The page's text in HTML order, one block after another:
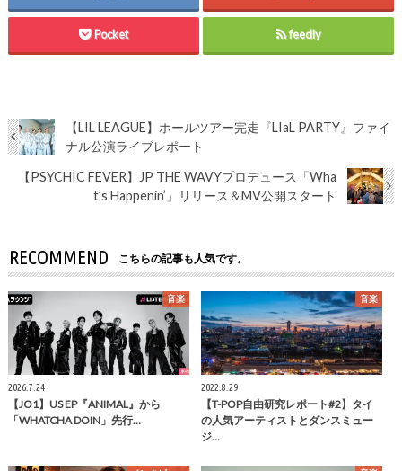
Pocket feedly
【LIL LEAGUE】ホールツアー完走『LIaL PARTY』ファイ
ナル公演ライブレポート
【PSYCHIC FEVER】JP THE WAVYプロデュース「Wha
t’s Happenin’」リリース＆MV公開スタート
RECOMMEND こちらの記事も人気です。
音楽
2026.7.24
【JO1】US EP『ANIMAL』から
「WHATCHA DOIN」先行…
音楽
2022.8.29
【T-POP自由研究レポート#2】タイ
の人気アーティストとダンスミュー
ジ…